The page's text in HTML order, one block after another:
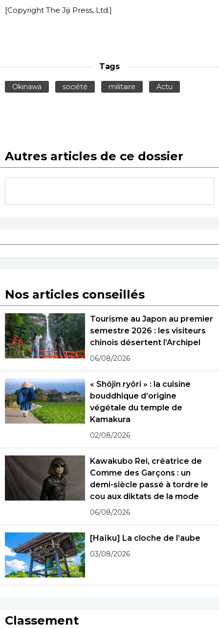
[Copyright The Jiji Press, Ltd.]
Tags
Okinawa société militaire Actu
Autres articles de ce dossier
Nos articles conseillés
Tourisme au Japon au premier
semestre 2026 : les visiteurs
chinois désertent l’Archipel
06/08/2026
« Shôjin ryôri » : la cuisine
bouddhique d’origine
végétale du temple de
Kamakura
02/08/2026
Kawakubo Rei, créatrice de
Comme des Garçons : un
demi-siècle passé à tordre le
cou aux diktats de la mode
06/08/2026
[Haïku] La cloche de l’aube
03/08/2026
Classement